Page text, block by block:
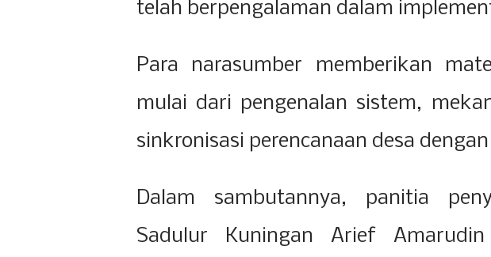
telah berpengalaman dalam
Para narasumber memberikan
mulai dari pengenalan sistem,
sinkronisasi perencanaan desa
Dalam sambutannya, panitia
Sadulur Kuningan Arief